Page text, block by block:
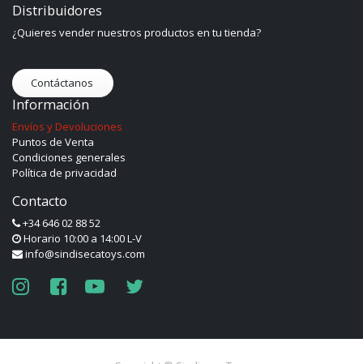
Distribuidores
¿Quieres vender nuestros productos en tu tienda?
Contáctanos
Información
Envíos y Devoluciones
Puntos de Venta
Condiciones generales
Política de privacidad
Contacto
+34 646 02 88 52
Horario 10:00 a 14:00 L-V
info@sindisecatoys.com